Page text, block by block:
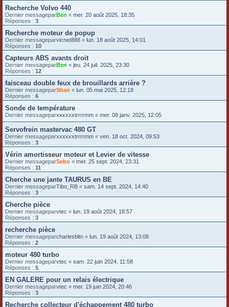
Recherche Volvo 440
Dernier messageparBen « mer. 20 août 2025, 18:35
Réponses : 3
Recherche moteur de popup
Dernier messageparvicnet888 « lun. 18 août 2025, 14:01
Réponses : 10
Capteurs ABS avants droit
Dernier messageparBen « jeu. 24 juil. 2025, 23:30
Réponses : 12
faisceau double feux de brouillards arrière ?
Dernier messageparShan « lun. 05 mai 2025, 12:18
Réponses : 6
Sonde de température
Dernier messageparxxxxxxtrrrrmm « mer. 08 janv. 2025, 12:05
Servofrein mastervac 480 GT
Dernier messageparxxxxxxtrrrrmm « ven. 18 oct. 2024, 09:53
Réponses : 3
Vérin amortisseur moteur et Levier de vitesse
Dernier messageparSebo « mer. 25 sept. 2024, 23:31
Réponses : 11
Cherche une jante TAURUS en BE
Dernier messageparTibo_RB « sam. 14 sept. 2024, 14:40
Réponses : 3
Cherche pièce
Dernier messageparvtec « lun. 19 août 2024, 18:57
Réponses : 3
recherche pièce
Dernier messageparcharlesbltn « lun. 19 août 2024, 13:08
Réponses : 2
moteur 480 turbo
Dernier messageparvtec « sam. 22 juin 2024, 11:58
Réponses : 5
EN GALERE pour un relais électrique
Dernier messageparvtec « mer. 19 juin 2024, 20:46
Réponses : 3
Recherche collecteur d'échappement 480 turbo